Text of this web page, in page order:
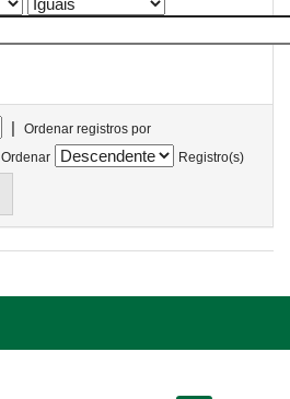
|
Ordenar registros por
Ordenar
Registro(s)